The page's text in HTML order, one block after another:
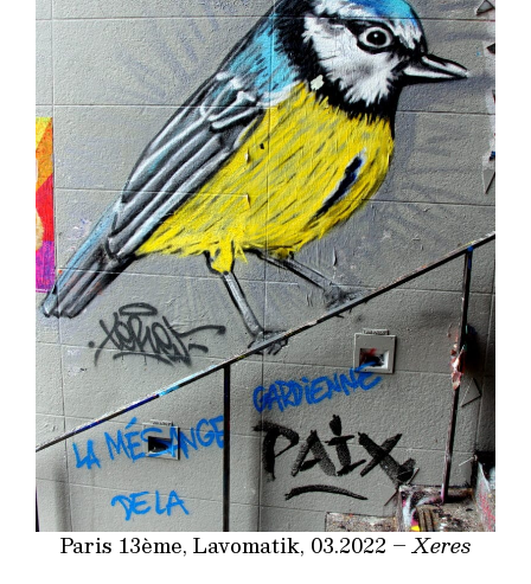
Paris 13ème, Lavomatik, 03.2022 –Xeres